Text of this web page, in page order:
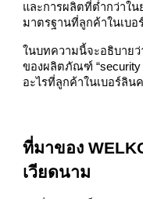
และการผลิตที่ต่ำกว่าใ
มาตรฐานที่ลูกค้าในเบอ
ในบทความนี้จะอธิบายว่
ของผลิตภัณฑ์ “security
อะไรที่ลูกค้าในเบอร์ลิ
ที่มาของ
เวียดนาม